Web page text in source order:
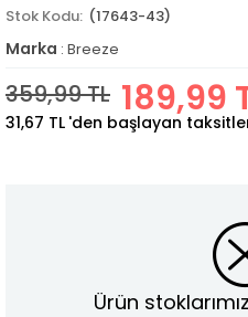
(17643-43)
Marka : Breeze
359,99 TL 189,99
31,67 TL 'den başlayan
Ürün